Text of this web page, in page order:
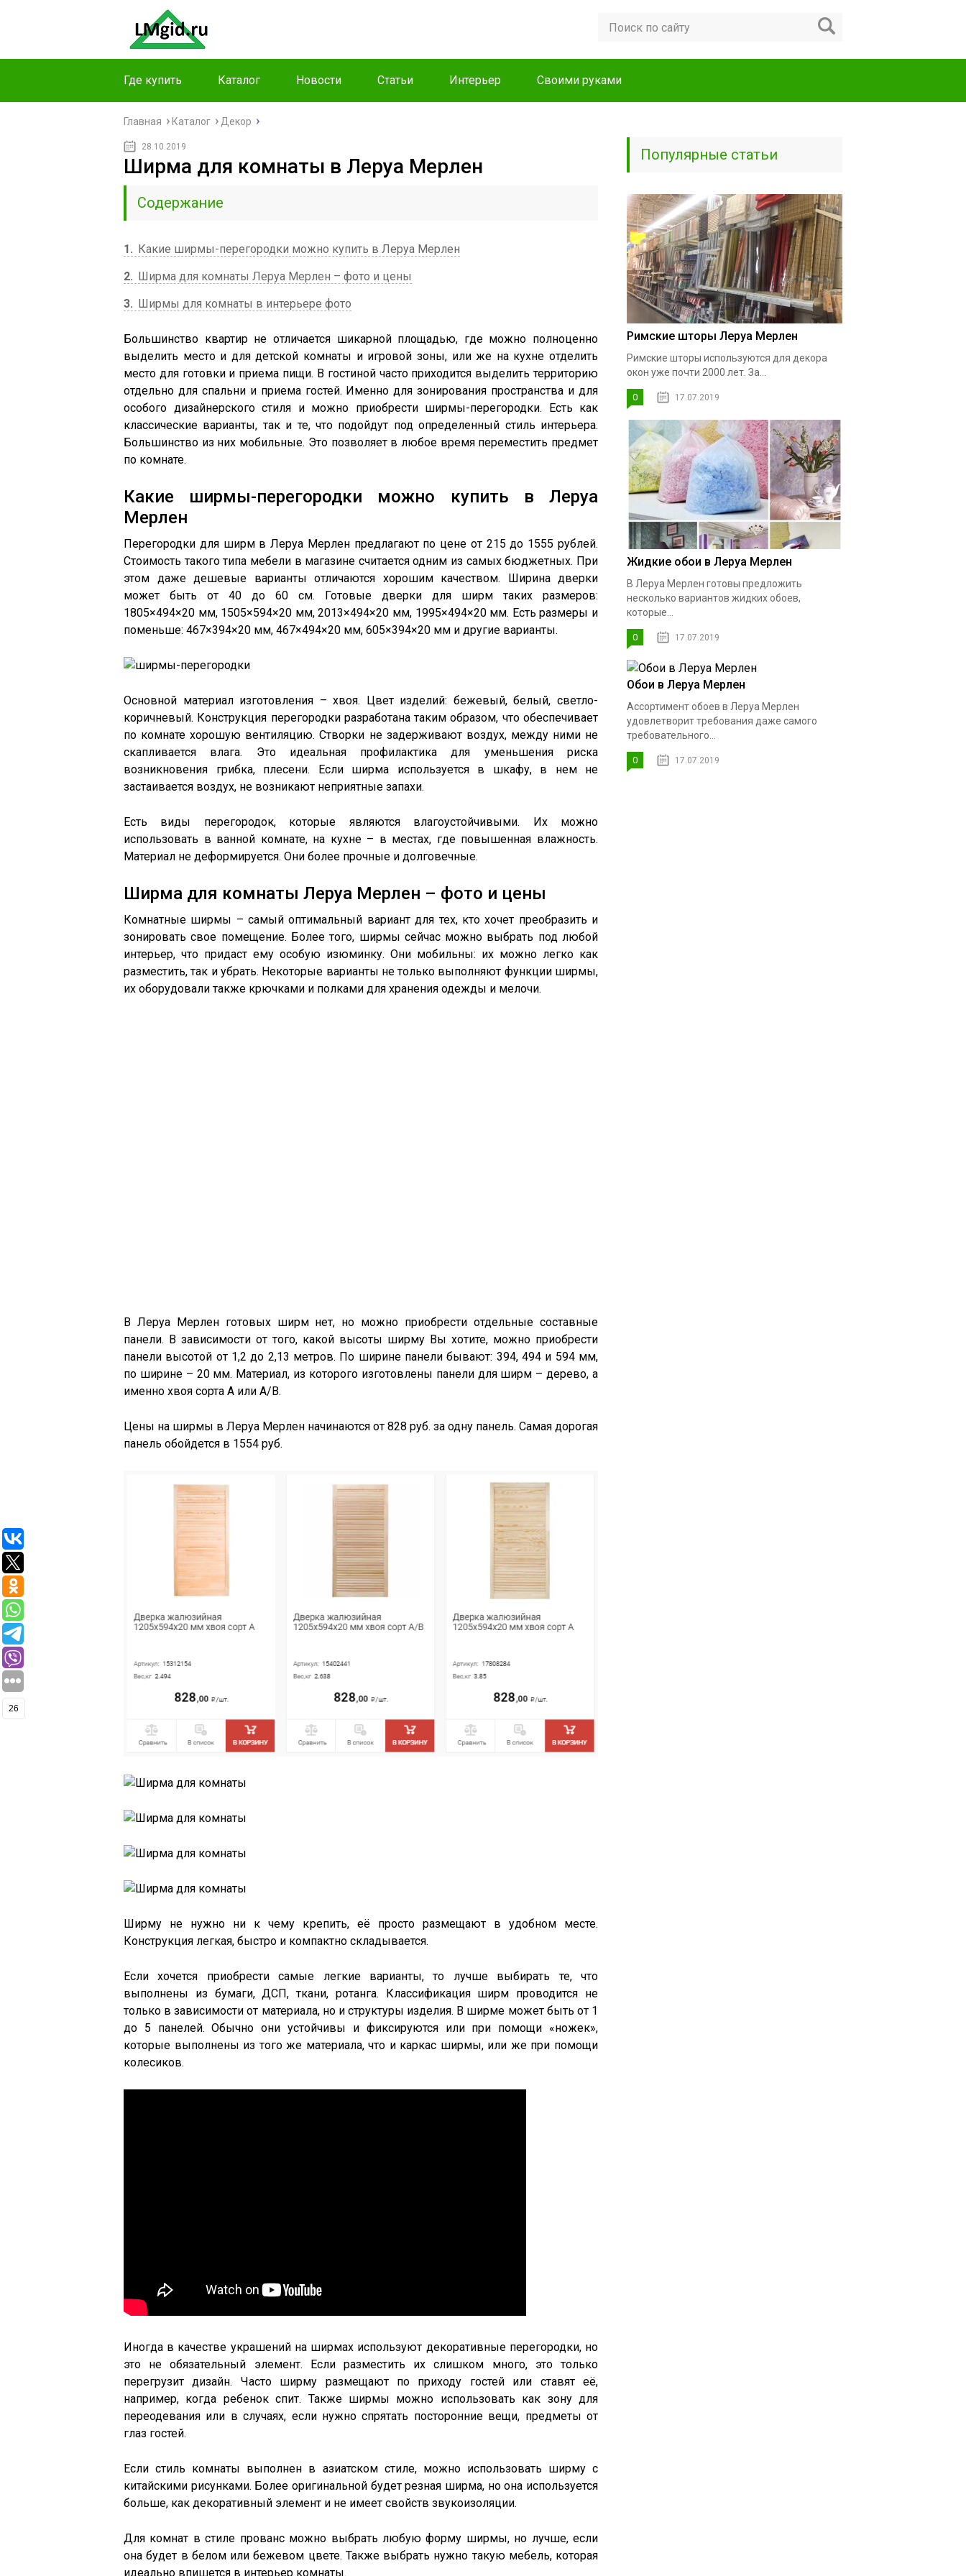
Где купить Каталог Новости Статьи Интерьер Своими руками
Главная Каталог Декор
28.10.2019
Ширма для комнаты в Леруа Мерлен
Содержание
1
Какие ширмы-перегородки можно купить в Леруа Мерлен
2
Ширма для комнаты Леруа Мерлен – фото и цены
3
Ширмы для комнаты в интерьере фото
Большинство квартир не отличается шикарной площадью, где можно полноценно
выделить место и для детской комнаты и игровой зоны, или же на кухне отделить
место для готовки и приема пищи. В гостиной часто приходится выделить территорию
отдельно для спальни и приема гостей. Именно для зонирования пространства и для
особого дизайнерского стиля и можно приобрести ширмы-перегородки. Есть как
классические варианты, так и те, что подойдут под определенный стиль интерьера.
Большинство из них мобильные. Это позволяет в любое время переместить предмет
по комнате.
Какие ширмы-перегородки можно купить в Леруа
Мерлен
Перегородки для ширм в Леруа Мерлен предлагают по цене от 215 до 1555 рублей.
Стоимость такого типа мебели в магазине считается одним из самых бюджетных. При
этом даже дешевые варианты отличаются хорошим качеством. Ширина дверки
может быть от 40 до 60 см. Готовые дверки для ширм таких размеров:
1805×494×20 мм, 1505×594×20 мм, 2013×494×20 мм, 1995×494×20 мм. Есть размеры и
поменьше: 467×394×20 мм, 467×494×20 мм, 605×394×20 мм и другие варианты.
Основной материал изготовления – хвоя. Цвет изделий: бежевый, белый, светло-
коричневый. Конструкция перегородки разработана таким образом, что обеспечивает
по комнате хорошую вентиляцию. Створки не задерживают воздух, между ними не
скапливается влага. Это идеальная профилактика для уменьшения риска
возникновения грибка, плесени. Если ширма используется в шкафу, в нем не
застаивается воздух, не возникают неприятные запахи.
Есть виды перегородок, которые являются влагоустойчивыми. Их можно
использовать в ванной комнате, на кухне – в местах, где повышенная влажность.
Материал не деформируется. Они более прочные и долговечные.
Ширма для комнаты Леруа Мерлен – фото и цены
Комнатные ширмы – самый оптимальный вариант для тех, кто хочет преобразить и
зонировать свое помещение. Более того, ширмы сейчас можно выбрать под любой
интерьер, что придаст ему особую изюминку. Они мобильны: их можно легко как
разместить, так и убрать. Некоторые варианты не только выполняют функции ширмы,
их оборудовали также крючками и полками для хранения одежды и мелочи.
В Леруа Мерлен готовых ширм нет, но можно приобрести отдельные составные
панели. В зависимости от того, какой высоты ширму Вы хотите, можно приобрести
панели высотой от 1,2 до 2,13 метров. По ширине панели бывают: 394, 494 и 594 мм,
по ширине – 20 мм. Материал, из которого изготовлены панели для ширм – дерево, а
именно хвоя сорта А или А/В.
Цены на ширмы в Леруа Мерлен начинаются от 828 руб. за одну панель. Самая дорогая
панель обойдется в 1554 руб.
Ширму не нужно ни к чему крепить, её просто размещают в удобном месте.
Конструкция легкая, быстро и компактно складывается.
Если хочется приобрести самые легкие варианты, то лучше выбирать те, что
выполнены из бумаги, ДСП, ткани, ротанга. Классификация ширм проводится не
только в зависимости от материала, но и структуры изделия. В ширме может быть от 1
до 5 панелей. Обычно они устойчивы и фиксируются или при помощи «ножек»,
которые выполнены из того же материала, что и каркас ширмы, или же при помощи
колесиков.
Иногда в качестве украшений на ширмах используют декоративные перегородки, но
это не обязательный элемент. Если разместить их слишком много, это только
перегрузит дизайн. Часто ширму размещают по приходу гостей или ставят её,
например, когда ребенок спит. Также ширмы можно использовать как зону для
переодевания или в случаях, если нужно спрятать посторонние вещи, предметы от
глаз гостей.
Если стиль комнаты выполнен в азиатском стиле, можно использовать ширму с
китайскими рисунками. Более оригинальной будет резная ширма, но она используется
больше, как декоративный элемент и не имеет свойств звукоизоляции.
Для комнат в стиле прованс можно выбрать любую форму ширмы, но лучше, если
она будет в белом или бежевом цвете. Также выбрать нужно такую мебель, которая
идеально впишется в интерьер комнаты.
Популярные статьи
Римские шторы Леруа Мерлен
Римские шторы используются для декора
окон уже почти 2000 лет. За...
0 17.07.2019
Жидкие обои в Леруа Мерлен
В Леруа Мерлен готовы предложить
несколько вариантов жидких обоев,
которые...
0 17.07.2019
Обои в Леруа Мерлен
Ассортимент обоев в Леруа Мерлен
удовлетворит требования даже самого
требовательного...
0 17.07.2019
26